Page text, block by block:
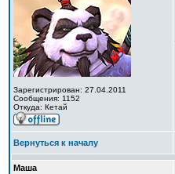
Зарегистрирован: 27.04.2011
Сообщения: 1152
Откуда: Кетай
Вернуться к началу
Маша